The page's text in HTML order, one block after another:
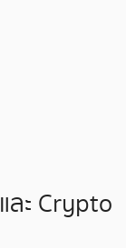
ะ Crypto